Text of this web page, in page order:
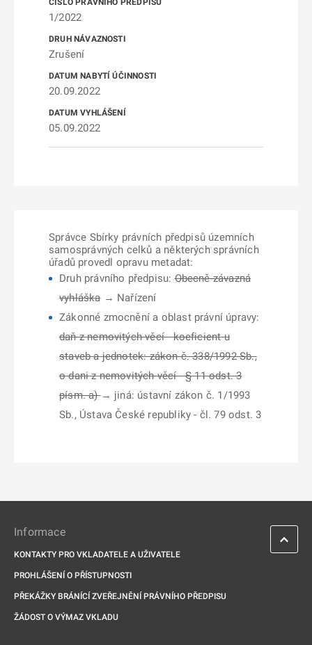
1/2022
Zrušení
20.09.2022
05.09.2022
Správce Sbírky právních předpisů územních
samosprávných celků a některých správních
úřadů provedl opravu metadat:
Druh právního předpisu:Obecně závazná
vyhláška→ Nařízení
Zákonné zmocnění a oblast právní úpravy:
daň z nemovitých věcí - koeficient u
staveb a jednotek: zákon č. 338/1992 Sb.,
o dani z nemovitých věcí - § 11 odst. 3
písm. a)→ jiná: ústavní zákon č. 1/1993
Sb., Ústava České republiky - čl. 79 odst. 3
Informace
KONTAKTY PRO VKLADATELE A UŽIVATELE
PROHLÁŠENÍ O PŘÍSTUPNOSTI
PŘEKÁŽKY BRÁNÍCÍ ZVEŘEJNĚNÍ PRÁVNÍHO PŘEDPISU
ŽÁDOST O VÝMAZ VKLADU